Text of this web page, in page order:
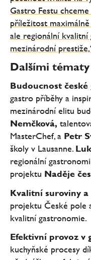
Gastro Festu
příležitost
ale regionální
mezinárodní
Dalšími
Budoucnost
gastro příběhy a
mezinárodní elitu
Nemčková,
MasterChef, a Petr
školy v Lausanne.
regionální
projektu Naděje
Kvalitní suroviny
projektu České pole
kvalitní gastronomie.
Efektivní provoz v
kuchyňské procesy